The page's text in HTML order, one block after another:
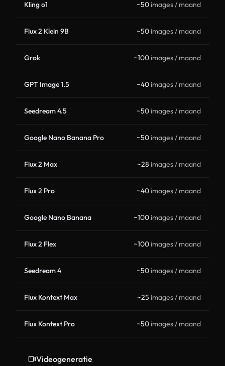
Kling o1 ~50 images / maand
Flux 2 Klein 9B ~50 images / maand
Grok ~100 images / maand
GPT Image 1.5 ~40 images / maand
Seedream 4.5 ~50 images / maand
Google Nano Banana Pro ~50 images / maand
Flux 2 Max ~28 images / maand
Flux 2 Pro ~40 images / maand
Google Nano Banana ~100 images / maand
Flux 2 Flex ~100 images / maand
Seedream 4 ~50 images / maand
Flux Kontext Max ~25 images / maand
Flux Kontext Pro ~50 images / maand
Videogeneratie